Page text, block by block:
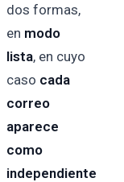
dos formas,
en modo
lista, en cuyo
caso cada
correo
aparece
como
independiente